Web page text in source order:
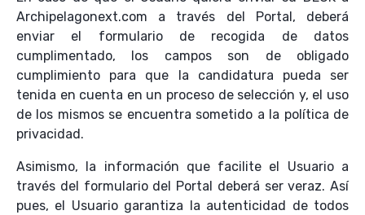
Archipelagonext.com a través del Portal, deberá
enviar el formulario de recogida de datos
cumplimentado, los campos son de obligado
cumplimiento para que la candidatura pueda ser
tenida en cuenta en un proceso de selección y, el uso
de los mismos se encuentra sometido a la política de
privacidad.
Asimismo, la información que facilite el Usuario a
través del formulario del Portal deberá ser veraz. Así
pues, el Usuario garantiza la autenticidad de todos